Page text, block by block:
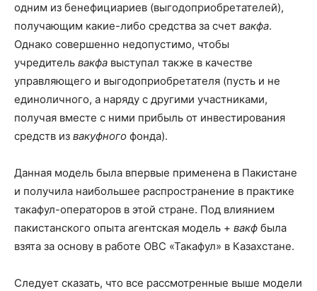
одним из бенефициариев (выгодоприобретателей),
получающим какие-либо средства за счет вакфа.
Однако совершенно недопустимо, чтобы
учредитель вакфа выступал также в качестве
управляющего и выгодоприобретателя (пусть и не
единоличного, а наряду с другими участниками,
получая вместе с ними прибыль от инвестирования
средств из вакуфного фонда).
Данная модель была впервые применена в Пакистане
и получила наибольшее распространение в практике
такафул-операторов в этой стране. Под влиянием
пакистанского опыта агентская модель + вакф была
взята за основу в работе ОВС «Такафул» в Казахстане.
Следует сказать, что все рассмотренные выше модели